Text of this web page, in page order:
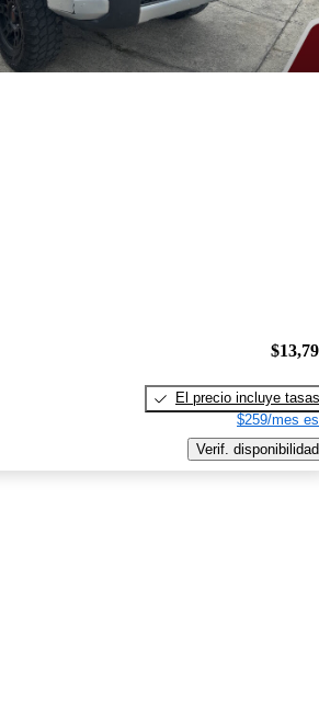
El precio incluye tasas
$259/mes
Verif. disponibilidad